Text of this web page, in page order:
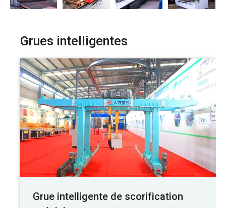
Grues intelligentes
Grue intelligente de scorification